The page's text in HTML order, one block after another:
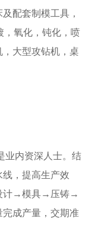
配套制模工具，
，氧化，钝化，喷
大型攻钻机，桌
业内资深人士。结
，提高生产效
计→模具→压铸→
成产量，交期准